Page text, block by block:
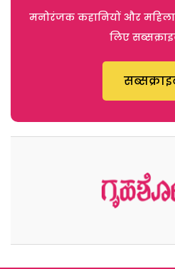
मनोरंजक कहानियों और
लिए